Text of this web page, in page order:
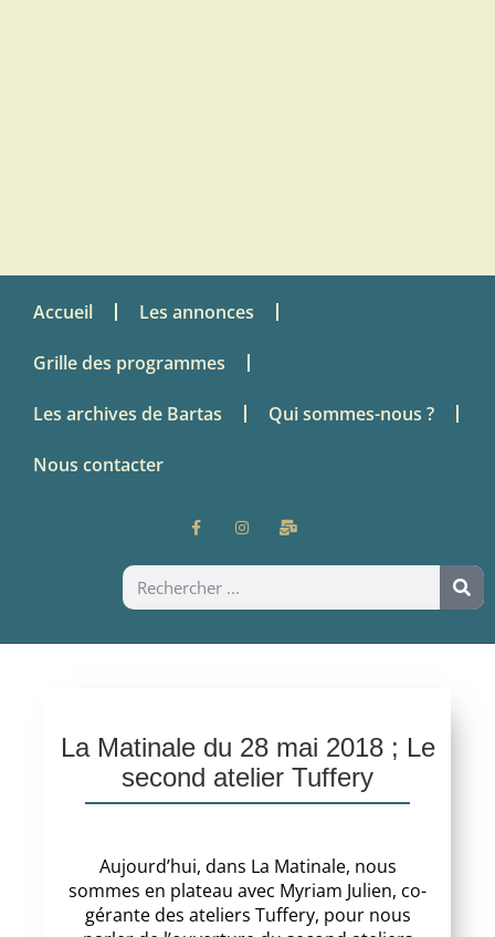
Accueil Les annonces
Grille des programmes
Les archives de Bartas Qui sommes-nous ?
Nous contacter
La Matinale du 28 mai 2018 ; Le
second atelier Tuffery
Aujourd’hui, dans La Matinale, nous
sommes en plateau avec Myriam Julien, co-
gérante des ateliers Tuffery, pour nous